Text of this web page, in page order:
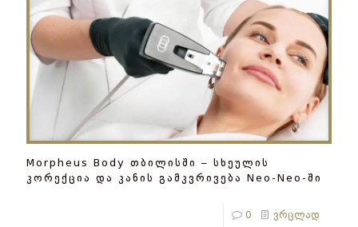
Morpheus Body თბილისში – სხეულის
კორექცია და კანის გამკვრივება Neo-Neo-ში
0 ვრცლად